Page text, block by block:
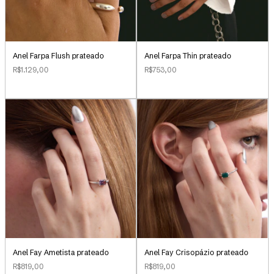
Anel Farpa Flush prateado
R$1.129,00
Anel Farpa Thin prateado
R$753,00
Anel Fay Ametista prateado
R$819,00
Anel Fay Crisopázio prateado
R$819,00